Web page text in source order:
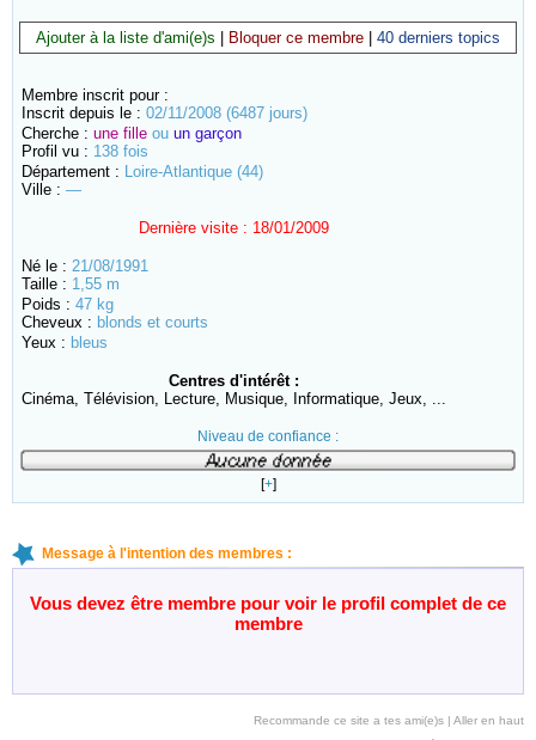
Ajouter à la liste d'ami(e)s Bloquer ce membre 40 derniers topics
Membre inscrit pour :
Inscrit depuis le : 02/11/2008 (6487 jours)
Cherche : une fille ou un garçon
Profil vu : 138 fois
Département : Loire-Atlantique (44)
Ville : —
Dernière visite : 18/01/2009
Né le : 21/08/1991
Taille : 1,55 m
Poids : 47 kg
Cheveux : blonds et courts
Yeux : bleus
Centres d'intérêt :
Cinéma, Télévision, Lecture, Musique, Informatique, Jeux, ...
Niveau de confiance :
[+]
Message à l'intention des membres :
Vous devez être membre pour voir le profil complet de ce
membre
Recommande ce site a tes ami(e)s | Aller en haut